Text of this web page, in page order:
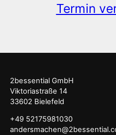
Termin
2bessential GmbH
Viktoriastraße 14
33602 Bielefeld
+49 52175981030